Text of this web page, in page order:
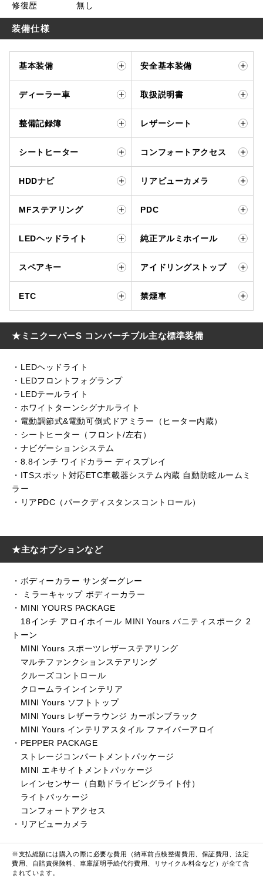
修復歴 無し
装備仕様
基本装備 安全基本装備
ディーラー車 取扱説明書
整備記録簿 レザーシート
シートヒーター コンフォートアクセス
HDDナビ リアビューカメラ
MFステアリング PDC
LEDヘッドライト 純正アルミホイール
スペアキー アイドリングストップ
ETC 禁煙車
★ミニクーパーS コンバーチブル主な標準装備
・LEDヘッドライト
・LEDフロントフォグランプ
・LEDテールライト
・ホワイトターンシグナルライト
・電動調節式&電動可倒式ドアミラー（ヒーター内蔵）
・シートヒーター（フロント/左右）
・ナビゲーションシステム
・8.8インチ ワイドカラー ディスプレイ
・ITSスポット対応ETC車載器システム内蔵 自動防眩ルームミ
ラー
・リアPDC（パークディスタンスコントロール）
★主なオプションなど
・ボディーカラー サンダーグレー
・ ミラーキャップ ボディーカラー
・MINI YOURS PACKAGE
18インチ アロイホイール MINI Yours バニティスポーク 2
トーン
MINI Yours スポーツレザーステアリング
マルチファンクションステアリング
クルーズコントロール
クロームラインインテリア
MINI Yours ソフトトップ
MINI Yours レザーラウンジ カーボンブラック
MINI Yours インテリアスタイル ファイバーアロイ
・PEPPER PACKAGE
ストレージコンパートメントパッケージ
MINI エキサイトメントパッケージ
レインセンサー（自動ドライビングライト付）
ライトパッケージ
コンフォートアクセス
・リアビューカメラ
※支払総額には購入の際に必要な費用（納車前点検整備費用、保証費用、法定
費用、自賠責保険料、車庫証明手続代行費用、リサイクル料金など）が全て含
まれています。